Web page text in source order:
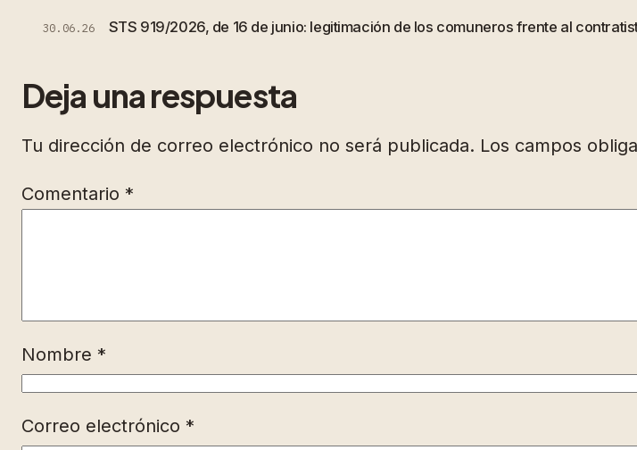
30.06.26 STS 919/2026, de 16 de junio: legitimación de los comuneros frente al
Deja una respuesta
Tu dirección de correo electrónico no será publicada. Los campos
Comentario *
Nombre *
Correo electrónico *